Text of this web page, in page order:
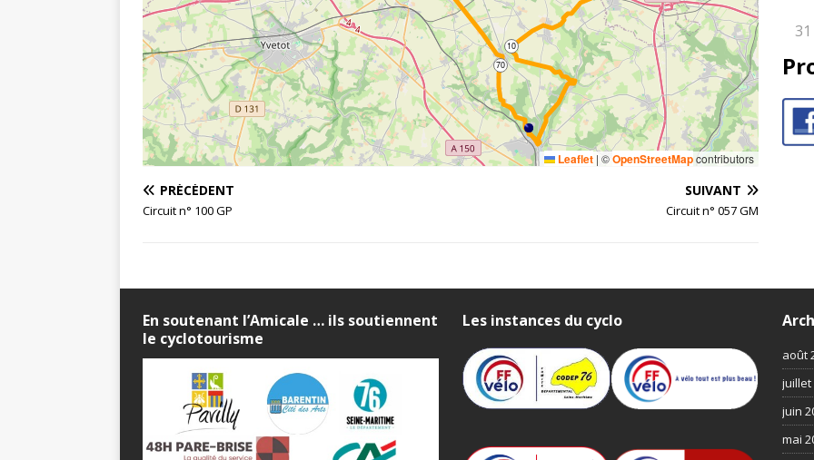
10
70
Leaflet | ©OpenStreetMapcontributors
PRÉCÉDENT
Circuit n° 100 GP
SUIVANT
Circuit n° 057 GM
31
En soutenant l’Amicale … ils soutiennent
le cyclotourisme
Les instances du cyclo
août
juillet
juin
mai